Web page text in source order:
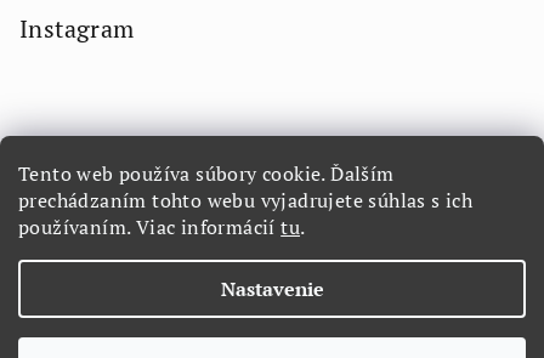
Tento web používa súbory cookie. Ďalším
prechádzaním tohto webu vyjadrujete súhlas s ich
používaním. Viac informáciítu.
Nastavenie
Instagram
Sledovať na Instagrame
Copyright 2026LORETTA.SK. Všetky práva vyhradené.